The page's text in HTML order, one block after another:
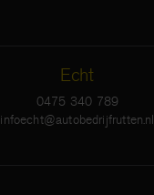
Echt
0475 340 789
infoecht@autobedrijfrutten.nl